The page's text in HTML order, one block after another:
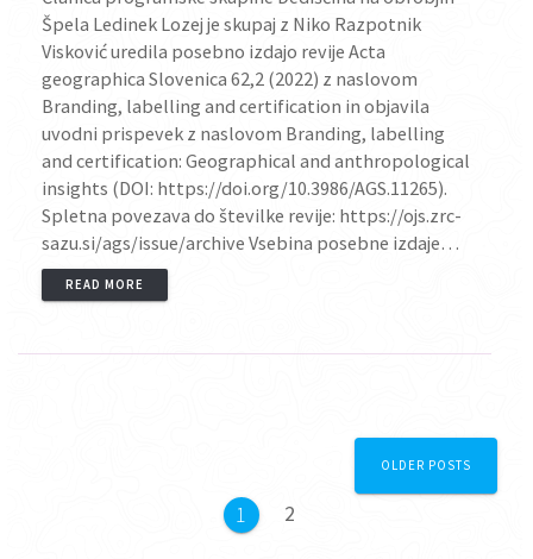
Špela Ledinek Lozej je skupaj z Niko Razpotnik
Visković uredila posebno izdajo revije Acta
geographica Slovenica 62,2 (2022) z naslovom
Branding, labelling and certification in objavila
uvodni prispevek z naslovom Branding, labelling
and certification: Geographical and anthropological
insights (DOI: https://doi.org/10.3986/AGS.11265).
Spletna povezava do številke revije: https://ojs.zrc-
sazu.si/ags/issue/archive Vsebina posebne izdaje…
READ MORE
navigationPage
1 Page
2
OLDER POSTS